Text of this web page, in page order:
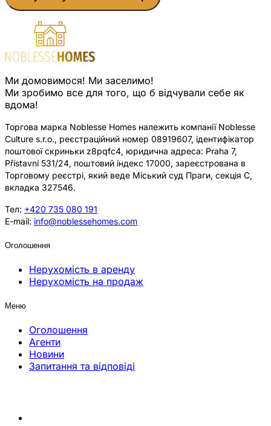
Ми домовимося! Ми заселимо!
Ми зробимо все для того, що б відчували себе як
вдома!
Торгова марка Noblesse Homes належить компанії Noblesse
Culture s.r.o., реєстраційний номер 08919607, ідентифікатор
поштової скриньки z8pqfc4, юридична адреса: Praha 7,
Přístavní 531/24, поштовий індекс 17000, зареєстрована в
Торговому реєстрі, який веде Міський суд Праги, секція C,
вкладка 327546.
Тел: +420 735 080 191
E-mail: info@noblessehomes.com
Оголошення
Нерухомість в аренду
Нерухомість на продаж
Меню
Оголошення
Агенти
Новини
Запитання та відповіді